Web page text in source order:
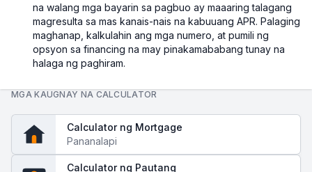
na walang mga bayarin sa pagbuo ay maaaring talagang
magresulta sa mas kanais-nais na kabuuang APR. Palaging
maghanap, kalkulahin ang mga numero, at pumili ng
opsyon sa financing na may pinakamababang tunay na
halaga ng paghiram.
MGA KAUGNAY NA CALCULATOR
Calculator ng Mortgage
Pananalapi
Calculator ng Pautang